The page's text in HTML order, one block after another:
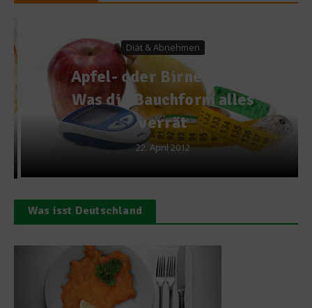
Diät & Abnehmen
Apfel- oder Birnentyp? –
Was die Bauchform alles
verrät
22. April 2012
Was isst Deutschland